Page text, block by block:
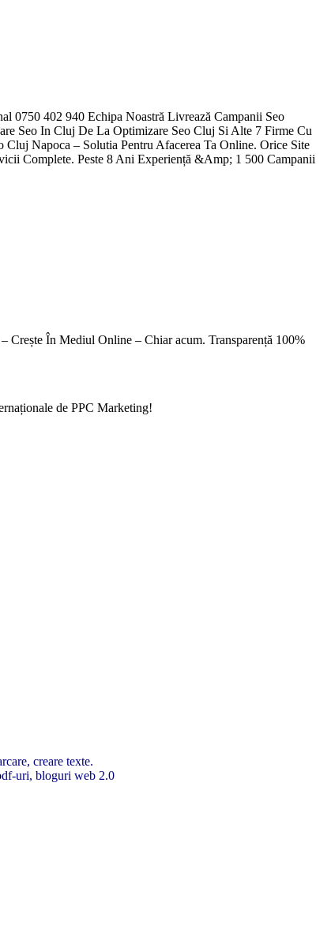
În Mediul Online – Chiar acum. Transparență 100%
de PPC Marketing!
creare texte.
uri, bloguri web 2.0